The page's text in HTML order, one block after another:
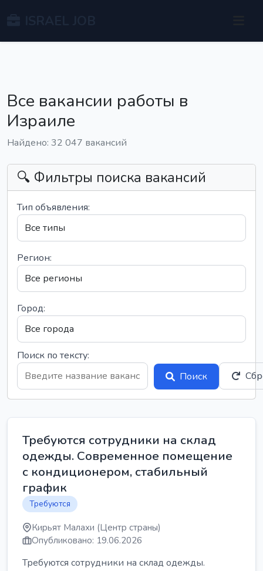
Все вакансии работы в
Израиле
Найдено: 32 047 вакансий
🔍 Фильтры поиска вакансий
Тип объявления:
Регион:
Город:
Поиск по тексту:
Поиск
Требуются сотрудники на склад
одежды. Современное помещение
с кондиционером, стабильный
график
Требуются
Кирьят Малахи (Центр страны)
Опубликовано: 19.06.2026
Требуются сотрудники на склад одежды.